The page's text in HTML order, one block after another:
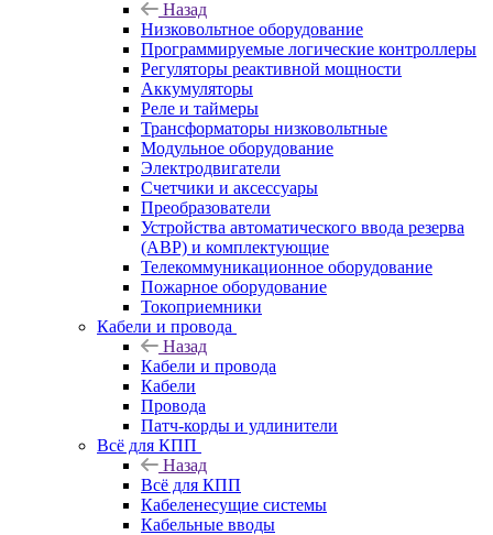
Назад
Низковольтное оборудование
Программируемые логические контроллеры
Регуляторы реактивной мощности
Аккумуляторы
Реле и таймеры
Трансформаторы низковольтные
Модульное оборудование
Электродвигатели
Счетчики и аксессуары
Преобразователи
Устройства автоматического ввода резерва
(АВР) и комплектующие
Телекоммуникационное оборудование
Пожарное оборудование
Токоприемники
Кабели и провода
Назад
Кабели и провода
Кабели
Провода
Патч-корды и удлинители
Всё для КПП
Назад
Всё для КПП
Кабеленесущие системы
Кабельные вводы